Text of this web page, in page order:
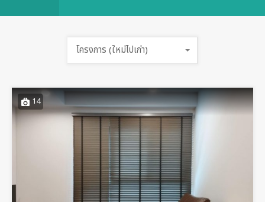
โครงการ (ใหม่ไปเก่า)
14